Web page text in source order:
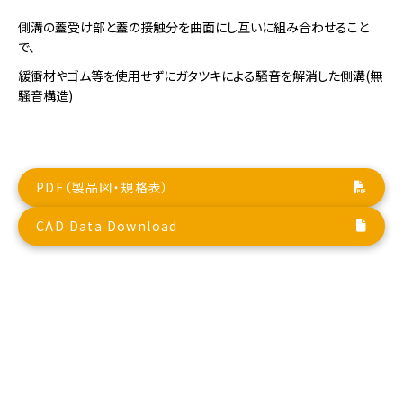
側溝の蓋受け部と蓋の接触分を曲面にし互いに組み合わせること
で、
緩衝材やゴム等を使用せずにガタツキによる騒音を解消した側溝(無
騒音構造)
PDF（製品図・規格表）
CAD Data Download